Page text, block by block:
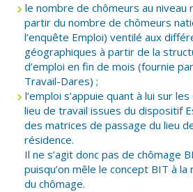
le nombre de chômeurs au niveau
partir du nombre de chômeurs
l’enquête Emploi) ventilé aux
géographiques à partir de la
d’emploi en fin de mois (fournie
Travail-Dares) ;
l’emploi s’appuie quant à lui sur
lieu de travail issues du dispositif
des matrices de passage du lieu
résidence.
Il ne s’agit donc pas de chômage
puisqu’on mêle le concept BIT à
du chômage.